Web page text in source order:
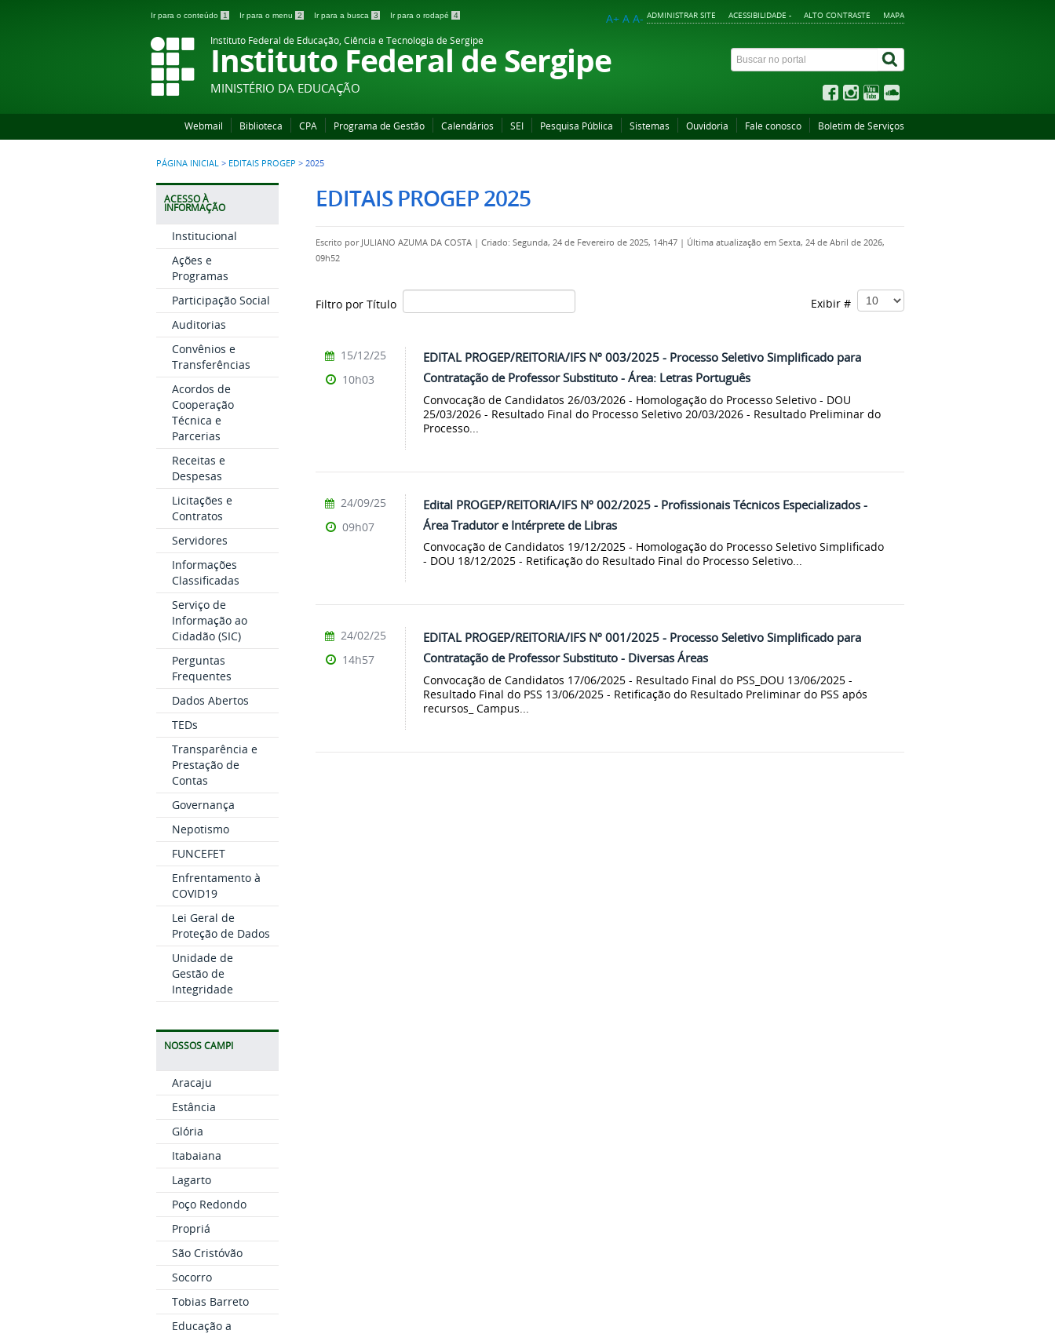
Ir para o conteúdo 1 Ir para o menu 2 Ir para a busca 3 Ir para o rodapé 4 ADMINISTRAR SITE ACESSIBILIDADE - ALTO CONTRASTE MAPA
A+ A A-
Instituto Federal de Educação, Ciência e Tecnologia de Sergipe
Instituto Federal de Sergipe
MINISTÉRIO DA EDUCAÇÃO
Webmail Biblioteca CPA Programa de Gestão Calendários SEI Pesquisa Pública Sistemas Ouvidoria Fale conosco Boletim de Serviços
PÁGINA INICIAL > EDITAIS PROGEP > 2025
ACESSO À
INFORMAÇÃO
Institucional
Ações e
Programas
Participação Social
Auditorias
Convênios e
Transferências
Acordos de
Cooperação
Técnica e
Parcerias
Receitas e
Despesas
Licitações e
Contratos
Servidores
Informações
Classificadas
Serviço de
Informação ao
Cidadão (SIC)
Perguntas
Frequentes
Dados Abertos
TEDs
Transparência e
Prestação de
Contas
Governança
Nepotismo
FUNCEFET
Enfrentamento à
COVID19
Lei Geral de
Proteção de Dados
Unidade de
Gestão de
Integridade
NOSSOS CAMPI
Aracaju
Estância
Glória
Itabaiana
Lagarto
Poço Redondo
Propriá
São Cristóvão
Socorro
Tobias Barreto
Educação a
EDITAIS PROGEP 2025
Escrito por JULIANO AZUMA DA COSTA | Criado: Segunda, 24 de Fevereiro de 2025, 14h47 | Última atualização em Sexta, 24 de Abril de 2026,
09h52
Filtro por Título Exibir #
EDITAL PROGEP/REITORIA/IFS Nº 003/2025 - Processo Seletivo Simplificado para
Contratação de Professor Substituto - Área: Letras Português
Convocação de Candidatos 26/03/2026 - Homologação do Processo Seletivo - DOU
25/03/2026 - Resultado Final do Processo Seletivo 20/03/2026 - Resultado Preliminar do
Processo...
15/12/25
10h03
Edital PROGEP/REITORIA/IFS Nº 002/2025 - Profissionais Técnicos Especializados -
Área Tradutor e Intérprete de Libras
Convocação de Candidatos 19/12/2025 - Homologação do Processo Seletivo Simplificado
- DOU 18/12/2025 - Retificação do Resultado Final do Processo Seletivo...
24/09/25
09h07
EDITAL PROGEP/REITORIA/IFS Nº 001/2025 - Processo Seletivo Simplificado para
Contratação de Professor Substituto - Diversas Áreas
Convocação de Candidatos 17/06/2025 - Resultado Final do PSS_DOU 13/06/2025 -
Resultado Final do PSS 13/06/2025 - Retificação do Resultado Preliminar do PSS após
recursos_ Campus...
24/02/25
14h57